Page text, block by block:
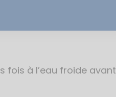
fois à l’eau froide avant